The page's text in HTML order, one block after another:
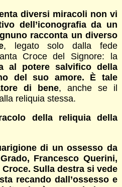
diversi miracoli non vi
dell’iconografia da un
racconta un diverso
, legato solo dalla fede
Croce del Signore: la
al potere salvifico della
del suo amore. È tale
di bene, anche se il
reliquia stessa.
della reliquia della
di un ossesso da
Francesco Querini,
Sulla destra si vede
recando dall’ossesso e